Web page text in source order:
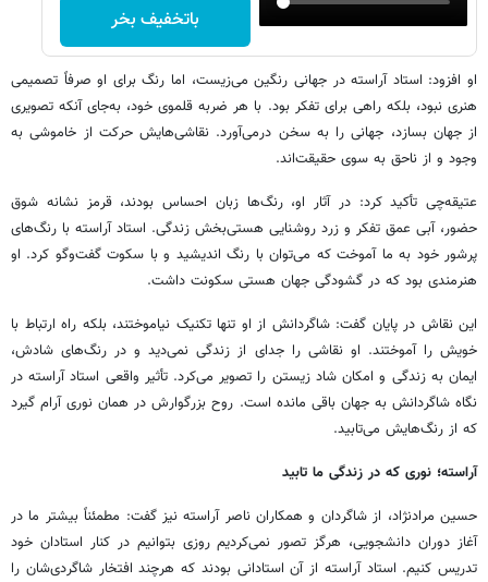
باتخفیف بخر
او افزود: استاد آراسته در جهانی رنگین می‌زیست، اما رنگ برای او صرفاً تصمیمی
هنری نبود، بلکه راهی برای تفکر بود. با هر ضربه‌ قلموی خود، به‌جای آنکه تصویری
از جهان بسازد، جهانی را به سخن درمی‌آورد. نقاشی‌هایش حرکت از خاموشی به
وجود و از ناحق به سوی حقیقت‌اند.
عتیقه‌چی تأکید کرد: در آثار او، رنگ‌ها زبان احساس بودند، قرمز نشانه‌ شوق
حضور، آبی عمق تفکر و زرد روشنایی هستی‌بخش زندگی. استاد آراسته با رنگ‌های
پرشور خود به ما آموخت که می‌توان با رنگ اندیشید و با سکوت گفت‌وگو کرد. او
هنرمندی بود که در گشودگی جهان هستی سکونت داشت.
این نقاش در پایان گفت: شاگردانش از او تنها تکنیک نیاموختند، بلکه راه ارتباط با
خویش را آموختند. او نقاشی را جدای از زندگی نمی‌دید و در رنگ‌های شادش،
ایمان به زندگی و امکان شاد زیستن را تصویر می‌کرد. تأثیر واقعی استاد آراسته در
نگاه شاگردانش به جهان باقی مانده است. روح بزرگوارش در همان نوری آرام گیرد
که از رنگ‌هایش می‌تابید.
آراسته؛ نوری که در زندگی ما تابید
حسین مرادنژاد، از شاگردان و همکاران ناصر آراسته نیز گفت: مطمئناً بیشتر ما در
آغاز دوران دانشجویی، هرگز تصور نمی‌کردیم روزی بتوانیم در کنار استادان خود
تدریس کنیم. استاد آراسته از آن استادانی بودند که هرچند افتخار شاگردی‌شان را